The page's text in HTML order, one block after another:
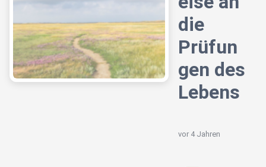
die
Prüfun
gen des
Lebens
vor 4 Jahren